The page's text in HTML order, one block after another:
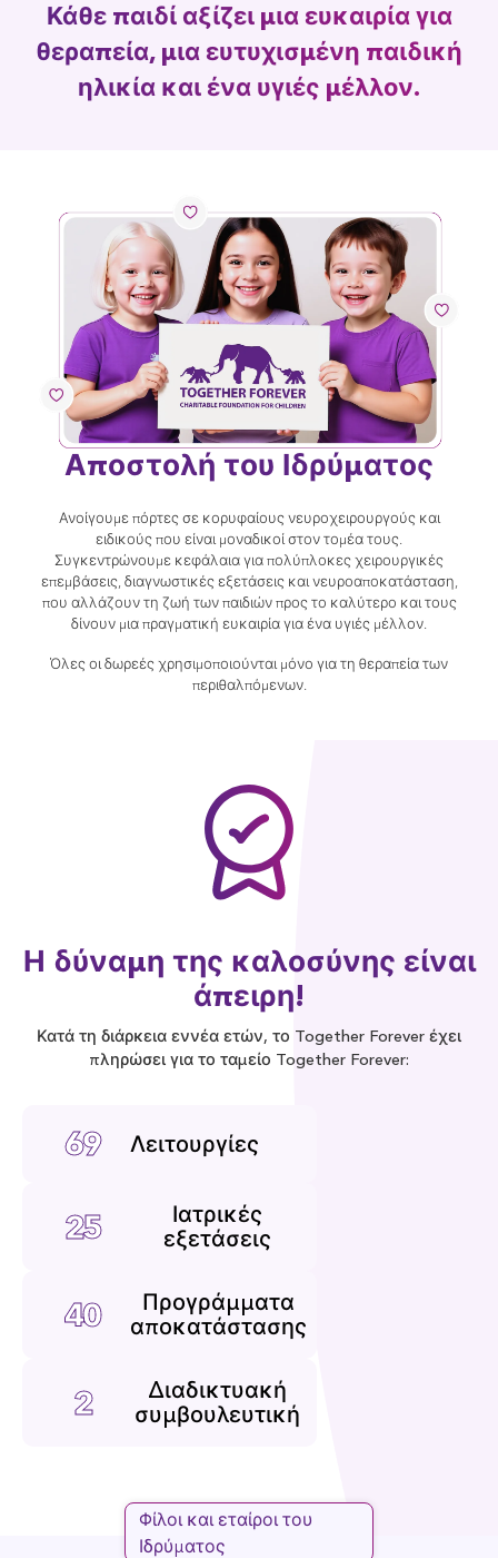
Κάθε παιδί αξίζει μια ευκαιρία για
θεραπεία, μια ευτυχισμένη παιδική
ηλικία και ένα υγιές μέλλον.
Αποστολή του Ιδρύματος
Ανοίγουμε πόρτες σε κορυφαίους νευροχειρουργούς και
ειδικούς που είναι μοναδικοί στον τομέα τους.
Συγκεντρώνουμε κεφάλαια για πολύπλοκες χειρουργικές
επεμβάσεις, διαγνωστικές εξετάσεις και νευροαποκατάσταση,
που αλλάζουν τη ζωή των παιδιών προς το καλύτερο και τους
δίνουν μια πραγματική ευκαιρία για ένα υγιές μέλλον.
Όλες οι δωρεές χρησιμοποιούνται μόνο για τη θεραπεία των
περιθαλπόμενων.
Η δύναμη της καλοσύνης είναι
άπειρη!
Κατά τη διάρκεια εννέα ετών, το Together Forever έχει
πληρώσει για το ταμείο Together Forever:
69 Λειτουργίες
25
Ιατρικές
εξετάσεις
40
Προγράμματα
αποκατάστασης
2
Διαδικτυακή
συμβουλευτική
Φίλοι και εταίροι του
Ιδρύματος